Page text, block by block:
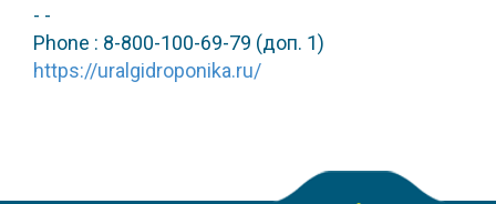
- -
Phone : 8-800-100-69-79 (доп. 1)
https://uralgidroponika.ru/